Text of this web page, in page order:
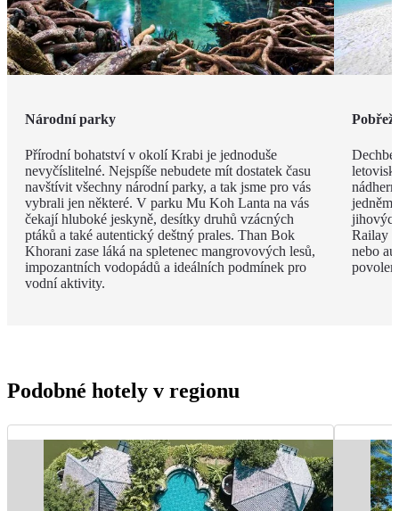
Národní parky
Přírodní bohatství v okolí Krabi je jednoduše
nevyčíslitelné. Nejspíše nebudete mít dostatek času
navštívit všechny národní parky, a tak jsme pro vás
vybrali jen některé. V parku Mu Koh Lanta na vás
čekají hluboké jeskyně, desítky druhů vzácných
ptáků a také autentický deštný prales. Than Bok
Khorani zase láká na spletenec mangrovových lesů,
impozantních vodopádů a ideálních podmínek pro
vodní aktivity.
Pobřeží
jedněm
Railay
nebo
Podobné hotely v regionu